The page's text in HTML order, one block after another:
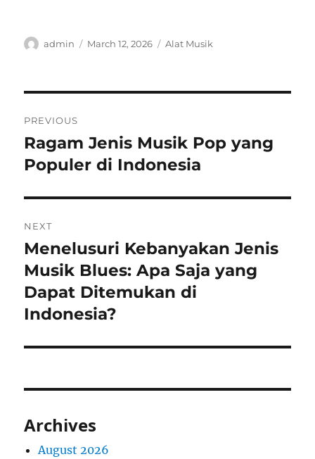
Author
admin
Posted
March 12, 2026 Categories
Alat Musik
navigation
PREVIOUS
Previous
post:
Ragam Jenis Musik Pop yang
Populer di Indonesia
NEXT
Next
post:
Menelusuri Kebanyakan Jenis
Musik Blues: Apa Saja yang
Dapat Ditemukan di
Indonesia?
Archives
August 2026